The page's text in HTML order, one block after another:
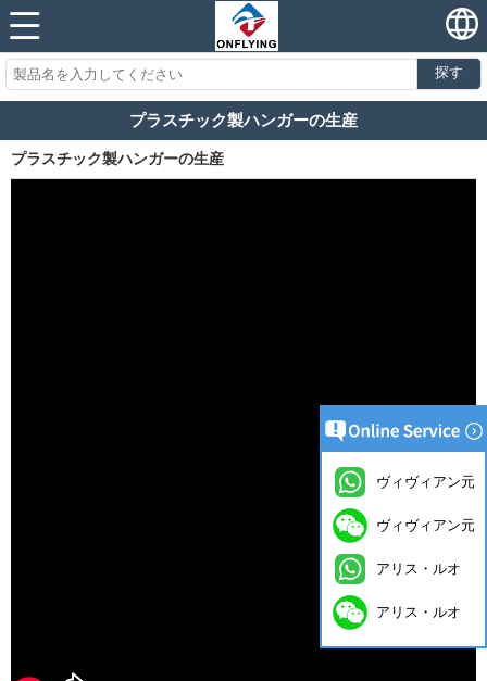
探す
プラスチック製ハンガーの生産
プラスチック製ハンガーの生産
ヴィヴィアン元
ヴィヴィアン元
アリス・ルオ
アリス・ルオ